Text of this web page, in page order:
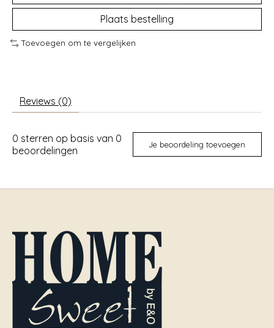
Plaats bestelling
Toevoegen om te vergelijken
Reviews (0)
0 sterren op basis van 0
beoordelingen
Je beoordeling toevoegen